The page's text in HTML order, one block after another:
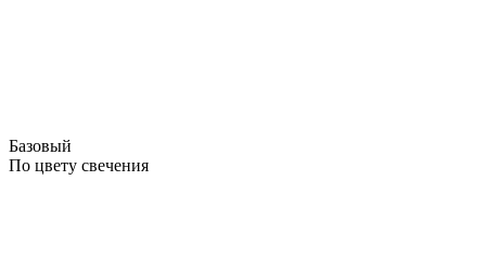
Базовый
По цвету свечения